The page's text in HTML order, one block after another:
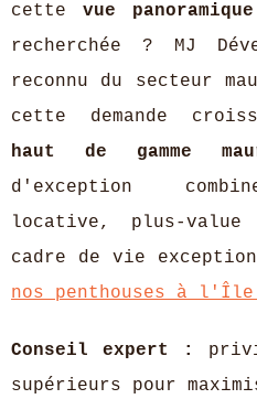
cettevue
recherchée ? MJ
reconnu du secteur
cette demande
haut de gamme
d'exception
locative, plus-
cadre de vie
nos penthouses à l'Île
Conseil expert :
supérieurs pour